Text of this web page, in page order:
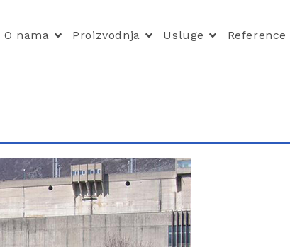
O nama Proizvodnja Usluge Reference